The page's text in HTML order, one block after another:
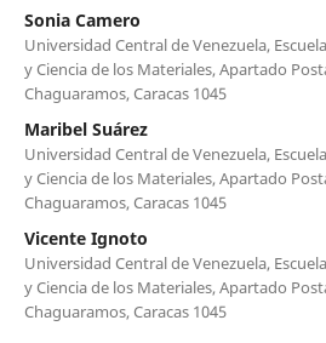
Sonia Camero
Universidad Central de Venezuela,
y Ciencia de los Materiales, Apartado
Chaguaramos, Caracas 1045
Maribel Suárez
Universidad Central de Venezuela,
y Ciencia de los Materiales, Apartado
Chaguaramos, Caracas 1045
Vicente Ignoto
Universidad Central de Venezuela,
y Ciencia de los Materiales, Apartado
Chaguaramos, Caracas 1045